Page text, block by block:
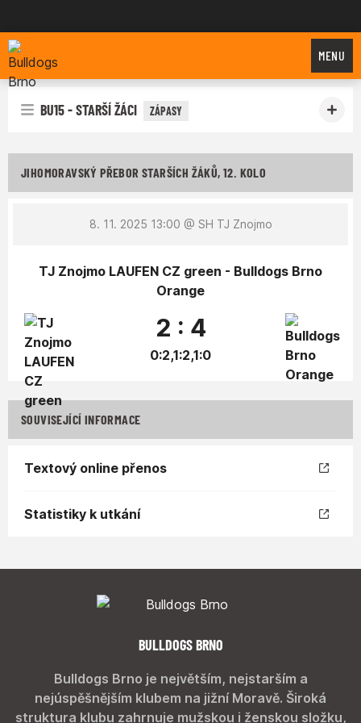
Bulldogs Brno
MENU
BU15 - STARŠÍ ŽÁCI ZÁPASY
JIHOMORAVSKÝ PŘEBOR STARŠÍCH ŽÁKŮ, 12. KOLO
8. 11. 2025 13:00 @ SH TJ Znojmo
TJ Znojmo LAUFEN CZ green - Bulldogs Brno
Orange
2 : 4
0:2,1:2,1:0
SOUVISEJÍCÍ INFORMACE
Textový online přenos
Statistiky k utkání
BULLDOGS BRNO
Bulldogs Brno je největším, nejstarším a
nejúspěšnějším klubem na jižní Moravě. Široká
struktura klubu zahrnuje mužskou i ženskou složku,